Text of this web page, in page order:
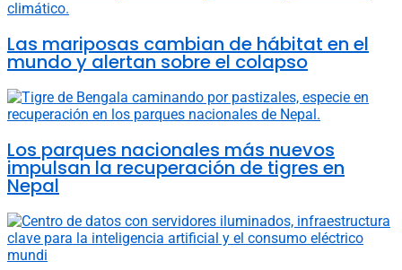
Las mariposas cambian de hábitat en el
mundo y alertan sobre el colapso
Los parques nacionales más nuevos
impulsan la recuperación de tigres en
Nepal